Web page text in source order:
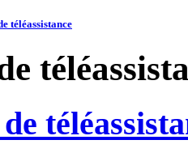
téléassistance